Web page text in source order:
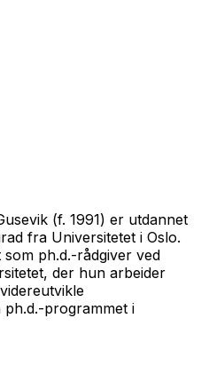
(f. 1991) er utdannet
fra Universitetet i Oslo.
ph.d.-rådgiver ved
der hun arbeider
programmet i